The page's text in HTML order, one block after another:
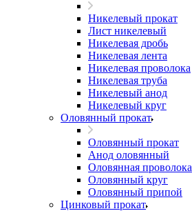
Никелевый прокат
Лист никелевый
Никелевая дробь
Никелевая лента
Никелевая проволока
Никелевая труба
Никелевый анод
Никелевый круг
Оловянный прокат
Оловянный прокат
Анод оловянный
Оловянная проволока
Оловянный круг
Оловянный припой
Цинковый прокат